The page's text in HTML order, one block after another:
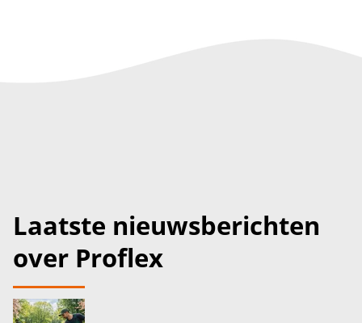
Laatste nieuwsberichten
over Proflex